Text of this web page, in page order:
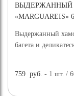
ВЫДЕРЖАННЫЙ
«MARGUAREIS»
Выдержанный
багета и
759 руб. - 1шт. /